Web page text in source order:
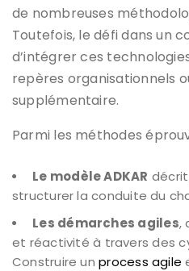
de nombreuses
Toutefois, le défi dans un
d’intégrer ces
repères organisationnels
supplémentaire.
Parmi les méthodes
Le modèle ADKAR
structurer la conduite du
Les démarches agiles,
et réactivité à travers des
Construire unprocess agile